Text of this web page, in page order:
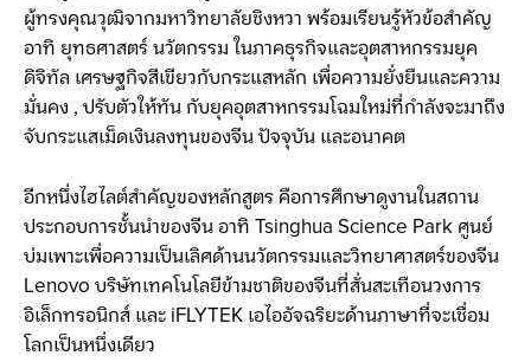
ผู้ทรงคุณวุฒิจากมหาวิทยาลัยชิงหวา พร้อมเรียนรู้หัวข้อสำคัญ
อาทิ ยุทธศาสตร์ นวัตกรรม ในภาคธุรกิจและอุตสาหกรรมยุค
ดิจิทัล เศรษฐกิจสีเขียวกับกระแสหลัก เพื่อความยั่งยืนและความ
มั่นคง , ปรับตัวให้ทัน กับยุคอุตสาหกรรมโฉมใหม่ที่กำลังจะมาถึง
จับกระแสเม็ดเงินลงทุนของจีน ปัจจุบัน และอนาคต
อีกหนึ่งไฮไลต์สำคัญของหลักสูตร คือการศึกษาดูงานในสถาน
ประกอบการชั้นนำของจีน อาทิ Tsinghua Science Park ศูนย์
บ่มเพาะเพื่อความเป็นเลิศด้านนวัตกรรมและวิทยาศาสตร์ของจีน
Lenovo บริษัทเทคโนโลยีข้ามชาติของจีนที่สั่นสะเทือนวงการ
อิเล็กทรอนิกส์ และ iFLYTEK เอไออัจฉริยะด้านภาษาที่จะเชื่อม
โลกเป็นหนึ่งเดียว